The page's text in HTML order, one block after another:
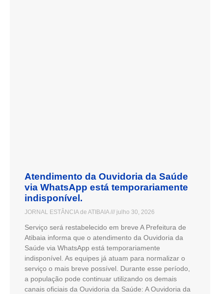
Atendimento da Ouvidoria da Saúde
via WhatsApp está temporariamente
indisponível.
JORNAL ESTÂNCIA de ATIBAIA julho 30, 2026
Serviço será restabelecido em breve A Prefeitura de
Atibaia informa que o atendimento da Ouvidoria da
Saúde via WhatsApp está temporariamente
indisponível. As equipes já atuam para normalizar o
serviço o mais breve possível. Durante esse período,
a população pode continuar utilizando os demais
canais oficiais da Ouvidoria da Saúde: A Ouvidoria da